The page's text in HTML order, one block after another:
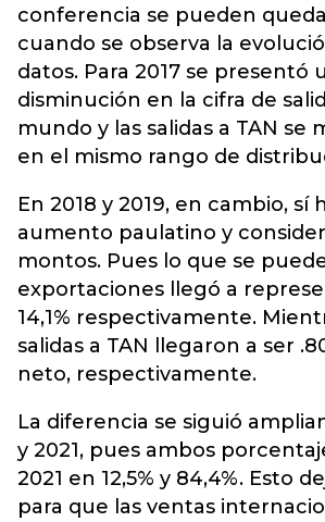
conferencia se pueden
cuando se observa la
datos. Para 2017 se presentó
disminución en la cifra de
mundo y las salidas a TAN se
en el mismo rango de
En 2018 y 2019, en cambio, sí
aumento paulatino y
montos. Pues lo que se
exportaciones llegó a
14,1% respectivamente.
salidas a TAN llegaron a ser
neto, respectivamente.
La diferencia se siguió
y 2021, pues ambos
2021 en 12,5% y 84,4%. Esto
para que las ventas